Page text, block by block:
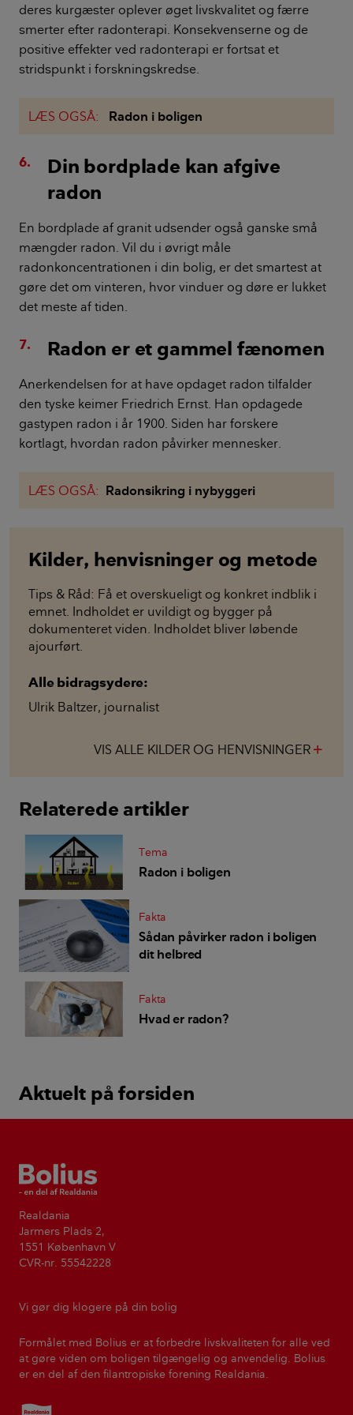
deres kurgæster oplever øget livskvalitet og færre
smerter efter radonterapi. Konsekvenserne og de
positive effekter ved radonterapi er fortsat et
stridspunkt i forskningskredse.
LÆS OGSÅ: Radon i boligen
Din bordplade kan afgive
radon
En bordplade af granit udsender også ganske små
mængder radon. Vil du i øvrigt måle
radonkoncentrationen i din bolig, er det smartest at
gøre det om vinteren, hvor vinduer og døre er lukket
det meste af tiden.
Radon er et gammel fænomen
Anerkendelsen for at have opdaget radon tilfalder
den tyske keimer Friedrich Ernst. Han opdagede
gastypen radon i år 1900. Siden har forskere
kortlagt, hvordan radon påvirker mennesker.
LÆS OGSÅ: Radonsikring i nybyggeri
Kilder, henvisninger og metode
Tips & Råd: Få et overskueligt og konkret indblik i
emnet. Indholdet er uvildigt og bygger på
dokumenteret viden. Indholdet bliver løbende
ajourført.
Alle bidragsydere:
Ulrik Baltzer, journalist
VIS ALLE KILDER OG HENVISNINGER
Relaterede artikler
Tema
Radon i boligen
Fakta
Sådan påvirker radon i boligen
dit helbred
Fakta
Hvad er radon?
Aktuelt på forsiden
Bolius
Realdania
Jarmers Plads 2,
1551 København V
CVR-nr. 55542228
Vi gør dig klogere på din bolig
Formålet med Bolius er at forbedre livskvaliteten for alle ved
at gøre viden om boligen tilgængelig og anvendelig. Bolius
er en del af den filantropiske forening Realdania.
Realdania